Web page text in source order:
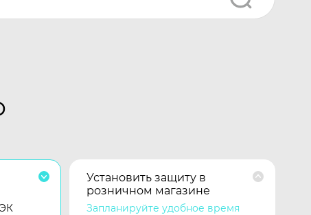
Установить защиту в
розничном магазине
Запланируйте удобное время